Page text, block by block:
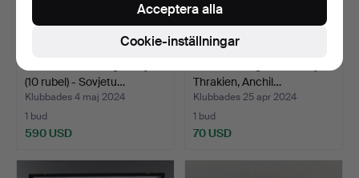
(10 rubel) - Sovjetu…
Klubbades 4 maj 2024
1 bud
590 USD
Thrakien, Anchil…
Klubbades 25 apr 2024
1 bud
70 USD
Cookie-inställningar
Acceptera alla